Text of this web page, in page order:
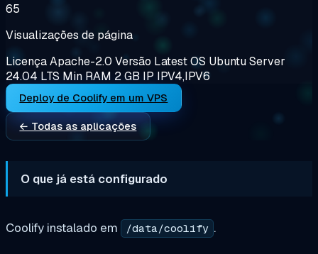
65
Visualizações de página
LicençaApache-2.0 Versão LatestOS Ubuntu Server
24.04 LTS Min RAM 2 GB IP IPV4,IPV6
Deploy de Coolify em um VPS
← Todas as aplicações
O que já está configurado
Coolify instalado em /data/coolify .